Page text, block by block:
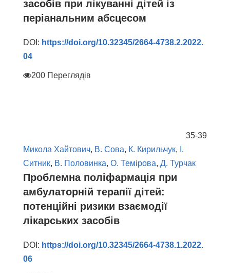
засобів при лікуванні дітей із
періанальним абсцесом
DOI: https://doi.org/10.32345/2664-4738.2.2022.
04
200 Переглядів
35-39
Микола Хайтович, В. Сова, К. Кирильчук, І.
Ситник, В. Половинка, О. Темірова, Д. Турчак
Проблемна поліфармація при
амбулаторній терапії дітей:
потенційні ризики взаємодії
лікарських засобів
DOI: https://doi.org/10.32345/2664-4738.1.2022.
06